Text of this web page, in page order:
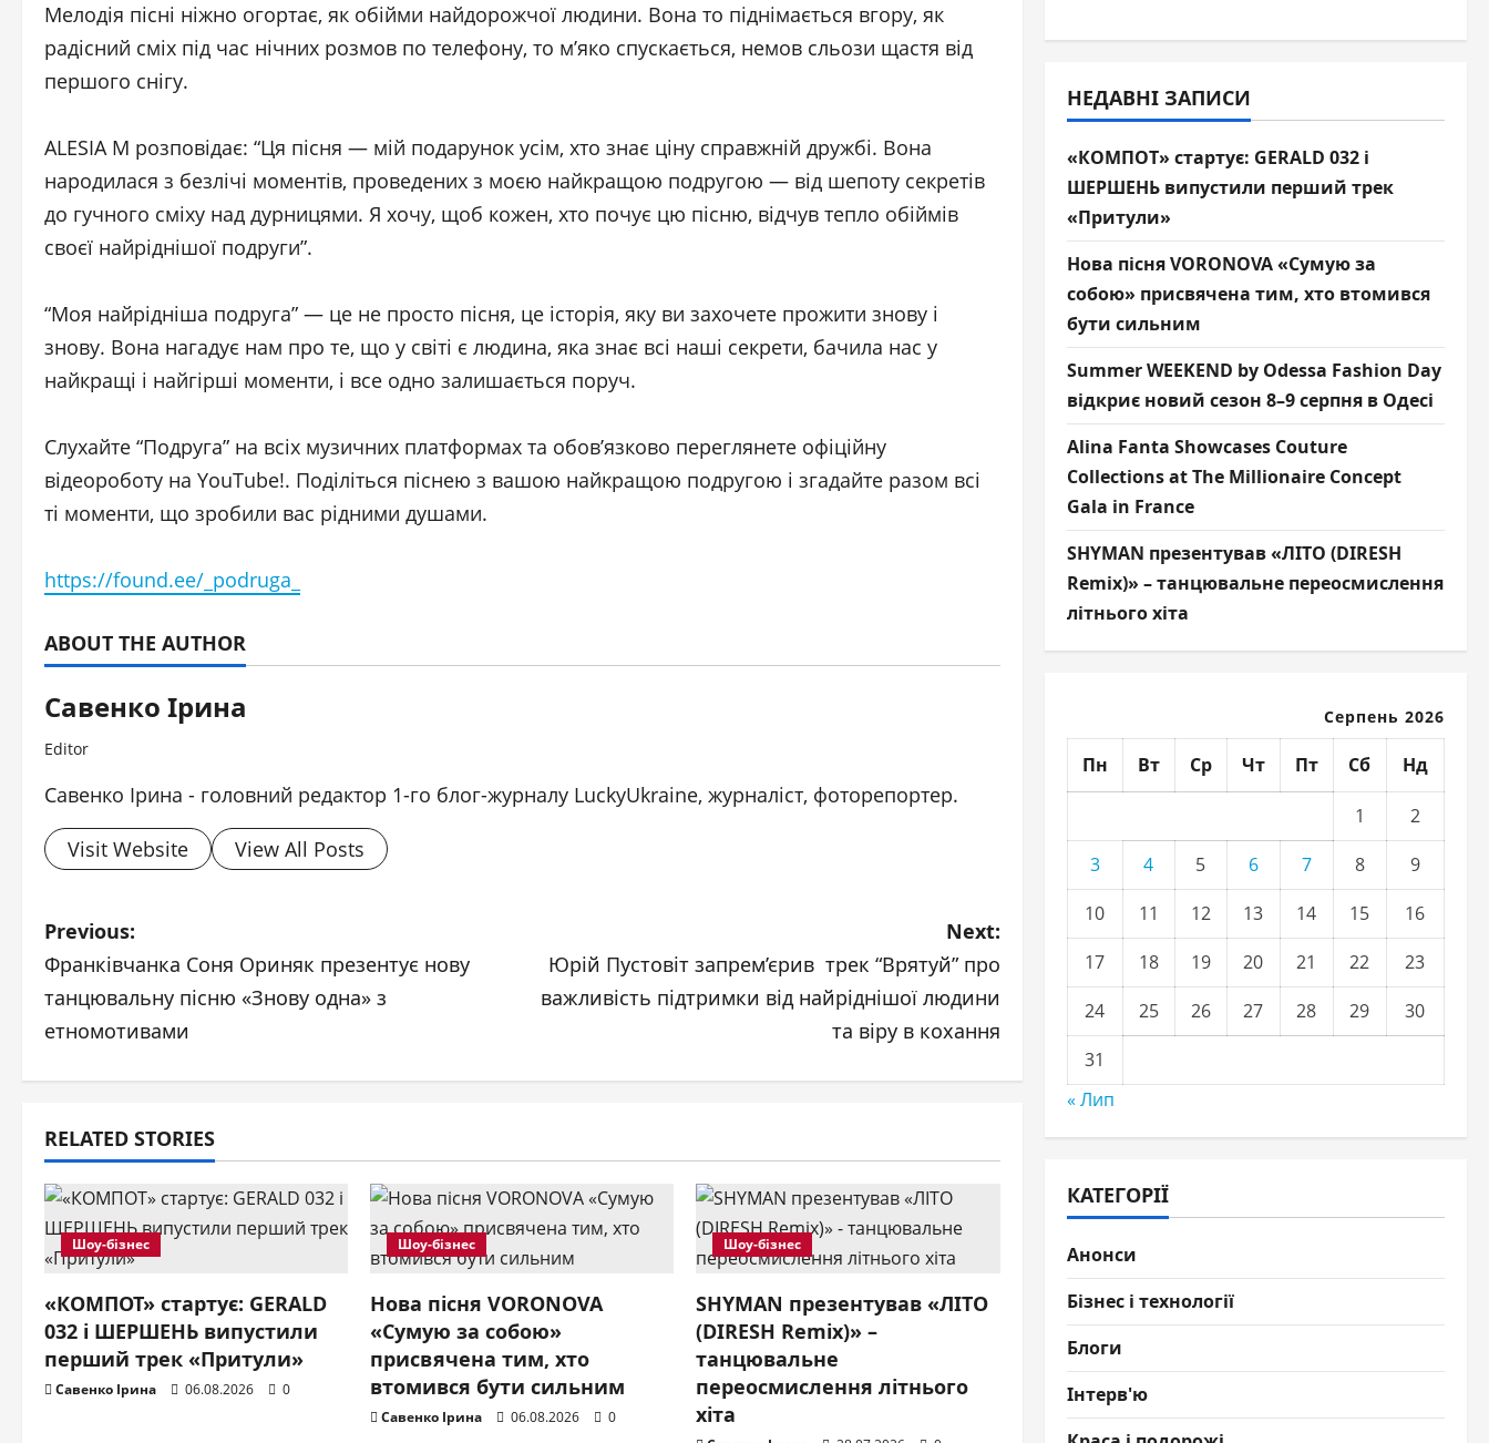
Мелодія пісні ніжно огортає, як обійми найдорожчої людини. Вона то піднімається вгору, як
радісний сміх під час нічних розмов по телефону, то м’яко спускається, немов сльози щастя від
першого снігу.
ALESIA M розповідає: “Ця пісня — мій подарунок усім, хто знає ціну справжній дружбі. Вона
народилася з безлічі моментів, проведених з моєю найкращою подругою — від шепоту секретів
до гучного сміху над дурницями. Я хочу, щоб кожен, хто почує цю пісню, відчув тепло обіймів
своєї найріднішої подруги”.
“Моя найрідніша подруга” — це не просто пісня, це історія, яку ви захочете прожити знову і
знову. Вона нагадує нам про те, що у світі є людина, яка знає всі наші секрети, бачила нас у
найкращі і найгірші моменти, і все одно залишається поруч.
Слухайте “Подруга” на всіх музичних платформах та обовʼязково переглянете офіційну
відеороботу на YouTube!. Поділіться піснею з вашою найкращою подругою і згадайте разом всі
ті моменти, що зробили вас рідними душами.
https://found.ee/_podruga_
ABOUT THE AUTHOR
Савенко Ірина
Editor
Савенко Ірина - головний редактор 1-го блог-журналу LuckyUkraine, журналіст, фоторепортер.
Visit Website View All Posts
P
o
s
t
n
a
v
i
g
a
t
Previous:
Франківчанка Соня Ориняк презентує нову
танцювальну пісню «Знову одна» з
етномотивами
Next:
Юрій Пустовіт запрем’єрив трек “Врятуй” про
важливість підтримки від найріднішої людини
та віру в кохання
RELATED STORIES
Шоу-бізнес
«КОМПОТ» стартує: GERALD
032 і ШЕРШЕНЬ випустили
перший трек «Притули»
Савенко Ірина 06.08.2026 0
Шоу-бізнес
Нова пісня VORONOVA
«Сумую за собою»
присвячена тим, хто
втомився бути сильним
Савенко Ірина 06.08.2026 0
Шоу-бізнес
SHYMAN презентував «ЛІТО
(DIRESH Remix)» –
танцювальне
переосмислення літнього
хіта
НЕДАВНІ ЗАПИСИ
«КОМПОТ» стартує: GERALD 032 і
ШЕРШЕНЬ випустили перший трек
«Притули»
Нова пісня VORONOVA «Сумую за
собою» присвячена тим, хто втомився
бути сильним
Summer WEEKEND by Odessa Fashion Day
відкриє новий сезон 8–9 серпня в Одесі
Alina Fanta Showcases Couture
Collections at The Millionaire Concept
Gala in France
SHYMAN презентував «ЛІТО (DIRESH
Remix)» – танцювальне переосмислення
літнього хіта
Серпень 2026
Пн Вт Ср Чт Пт Сб Нд
1
2
3
4 5 6 7 8
9
10
11 12 13 14 15
16
17
18 19 20 21 22
23
24
25 26 27 28 29
30
31
« Лип
КАТЕГОРІЇ
Анонси
Бізнес і технології
Блоги
Інтерв'ю